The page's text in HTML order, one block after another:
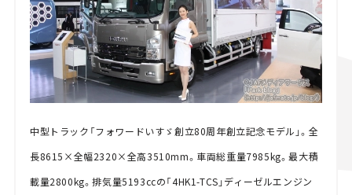
中型トラック「フォワードいすゞ創立80周年創立記念モデル」。全
長8615×全幅2320×全高3510mm。車両総重量7985kg。最大積
載量2800kg。排気量5193ccの「4HK1-TCS」ディーゼルエンジン